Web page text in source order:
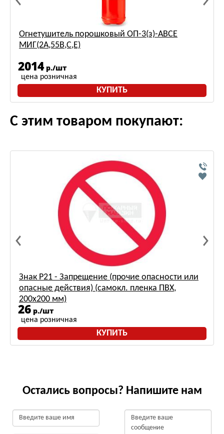
Огнетушитель порошковый ОП-3(з)-ABCE
МИГ(2A,55B,С,Е)
2014 р./шт
цена розничная
КУПИТЬ
С этим товаром покупают:
Знак Р21 - Запрещение (прочие опасности или
опасные действия) (самокл. пленка ПВХ,
200х200 мм)
26 р./шт
цена розничная
КУПИТЬ
Остались вопросы? Напишите нам